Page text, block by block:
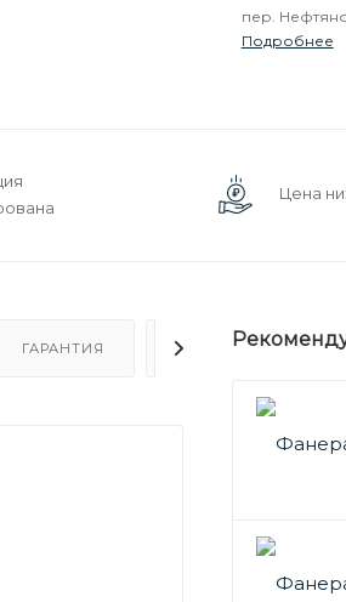
пер.
Подробнее
Цена
ГАРАНТИЯ ОТЗЫВЫ